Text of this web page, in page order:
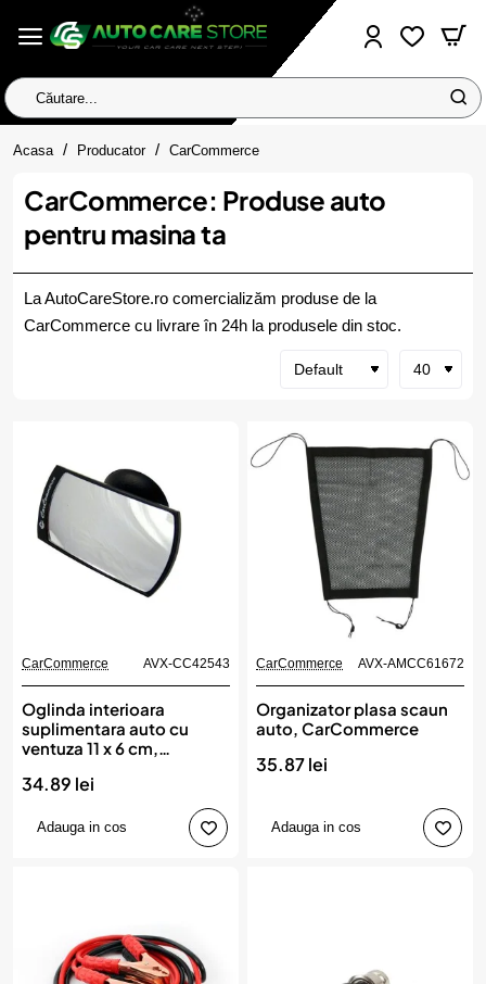
Căutare...
Acasa homeProducator CarCommerce
CarCommerce: Produse auto
pentru masina ta
La AutoCareStore.ro comercializăm produse de la
CarCommerce cu livrare în 24h la produsele din stoc.
CarCommerce AVX-CC42543
Oglinda interioara
suplimentara auto cu
ventuza 11 x 6 cm,
34.89 lei
Adauga in cos
CarCommerce AVX-AMCC61672
Organizator plasa scaun
auto, CarCommerce
35.87 lei
Adauga in cos